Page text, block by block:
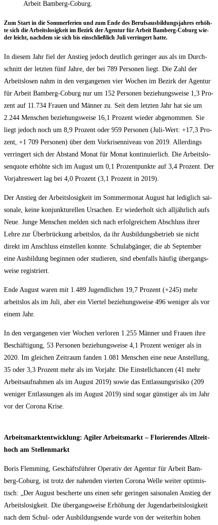
Arbeit Bamberg-Coburg.
Zum Start in die Som­mer­fe­ri­en und zum Ende des Berufs­aus­bil­dungs­jah­res erhöh­
te sich die Arbeits­lo­sig­keit im Bezirk der Agen­tur für Arbeit Bam­berg-Coburg wie­
der leicht, nach­dem sie sich bis ein­schließ­lich Juli ver­rin­gert hatte.
In die­sem Jahr fiel der Anstieg jedoch deut­lich gerin­ger aus als im Durch­
schnitt der letz­ten fünf Jah­re, der bei 789 Per­so­nen liegt. Die Zahl der
Arbeits­lo­sen nahm in den ver­gan­ge­nen vier Wochen im Bezirk der Agen­tur
für Arbeit Bam­berg-Coburg nur um 152 Per­so­nen bezie­hungs­wei­se 1,3 Pro­
zent auf 11.734 Frau­en und Män­ner zu. Seit dem letz­ten Jahr hat sie um
2.244 Men­schen bezie­hungs­wei­se 16,1 Pro­zent wie­der abge­nom­men. Sie
liegt jedoch noch um 8,9 Pro­zent oder 959 Per­so­nen (Juli-Wert: +17,3 Pro­
zent, +1 709 Per­so­nen) über dem Vor­kri­sen­ni­veau von 2019. Aller­dings
ver­rin­gert sich der Abstand Monat für Monat kon­ti­nu­ier­lich. Die Arbeits­lo­
sen­quo­te erhöh­te sich im August um 0,1 Pro­zent­punk­te auf 3,4 Pro­zent. Der
Vor­jah­res­wert lag bei 4,0 Pro­zent (3,1 Pro­zent in 2019).
Der Anstieg der Arbeits­lo­sig­keit im Som­mer­mo­nat August hat ledig­lich sai­
so­na­le, kei­ne kon­junk­tu­rel­len Ursa­chen. Er wie­der­holt sich all­jähr­lich aufs
Neue. Jun­ge Men­schen mel­den sich nach erfolg­rei­chem Abschluss ihrer
Leh­re zur Über­brü­ckung arbeits­los, da ihr Aus­bil­dungs­be­trieb sie nicht
direkt im Anschluss ein­stel­len konn­te. Schul­ab­gän­ger, die ab Sep­tem­ber
eine Aus­bil­dung begin­nen oder stu­die­ren, sind eben­falls häu­fig über­gangs­
wei­se registriert.
Ende August waren mit 1.489 Jugend­li­chen 19,7 Pro­zent (+245) mehr
arbeits­los als im Juli, aber ein Vier­tel bezie­hungs­wei­se 496 weni­ger als vor
einem Jahr.
In den ver­gan­ge­nen vier Wochen ver­lo­ren 1.255 Män­ner und Frau­en ihre
Beschäf­ti­gung, 53 Per­so­nen bezie­hungs­wei­se 4,1 Pro­zent weni­ger als in
2020. Im glei­chen Zeit­raum fan­den 1.081 Men­schen eine neue Anstel­lung,
35 oder 3,3 Pro­zent mehr als im Vor­jahr. Die Ein­stell­chan­cen (41 mehr
Arbeits­auf­nah­men als im August 2019) sowie das Ent­las­sungs­ri­si­ko (209
weni­ger Ent­las­sun­gen als im August 2019) sind sogar güns­ti­ger als im Jahr
vor der Coro­na Krise.
Arbeits­markt­ent­wick­lung: Agi­ler Arbeits­markt – Flo­rie­ren­des All­zeit­
hoch am Stellenmarkt
Boris Flem­ming, Geschäfts­füh­rer Ope­ra­tiv der Agen­tur für Arbeit Bam­
berg-Coburg, ist trotz der nahen­den vier­ten Coro­na Wel­le wei­ter opti­mis­
tisch: „Der August bescher­te uns einen sehr gerin­gen sai­so­na­len Anstieg der
Arbeits­lo­sig­keit. Die über­gangs­wei­se Erhö­hung der Jugend­ar­beits­lo­sig­keit
nach dem Schul- oder Aus­bil­dungs­en­de wur­de von der wei­ter­hin hohen